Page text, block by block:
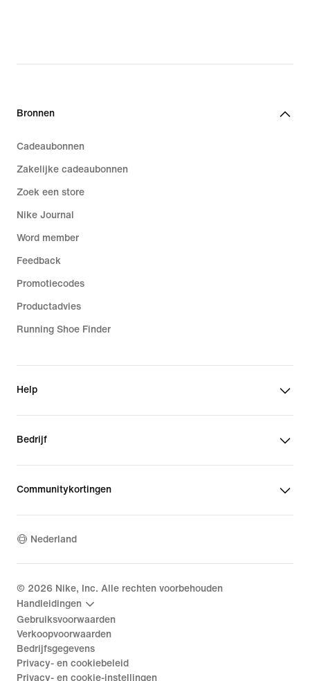
Bronnen
Cadeaubonnen
Zakelijke cadeaubonnen
Zoek een store
Nike Journal
Word member
Feedback
Promotiecodes
Productadvies
Running Shoe Finder
Help
Bedrijf
Communitykortingen
Nederland
© 2026 Nike, Inc. Alle rechten voorbehouden
Handleidingen
Gebruiksvoorwaarden
Verkoopvoorwaarden
Bedrijfsgegevens
Privacy- en cookiebeleid
Privacy- en cookie-instellingen